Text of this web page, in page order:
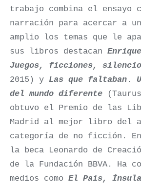
trabajo combina el ensayo
narración para acercar a
amplio los temas que le
sus libros destacan
Juegos, ficciones,
2015) y Las que faltaban .
del mundo diferente
obtuvo el Premio de las
Madrid al mejor libro del
categoría de no ficción.
la beca Leonardo de
de la Fundación BBVA. Ha
medios como El País, Ínsula